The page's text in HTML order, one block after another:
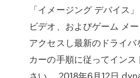
「イメージング デバイス
ビデオ、およびゲーム メ
アクセスし最新のドライ
カーの手順に従ってイン
さい。 2018年6月12日